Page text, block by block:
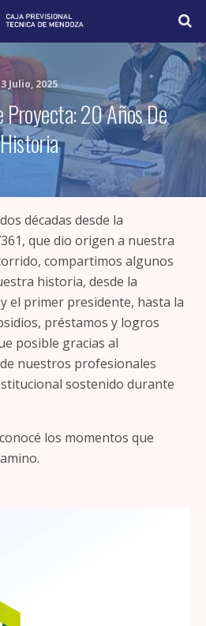
3 Julio, 2025
Proyecta: 20 Años De
Historia
décadas desde la
que dio origen a nuestra
compartimos algunos
historia, desde la
el primer presidente, hasta la
préstamos y logros
posible gracias al
nuestros profesionales
sostenido durante
los momentos que